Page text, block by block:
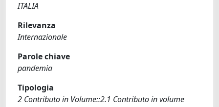
ITALIA
Rilevanza
Internazionale
Parole chiave
pandemia
Tipologia
2 Contributo in Volume::2.1 Contributo in volume